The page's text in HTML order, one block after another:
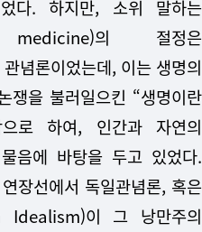
다. 하지만, 소위 말하는
medicine)의 절정은
념론이었는데, 이는 생명의
을 불러일으킨 “생명이란
로 하여, 인간과 자연의
음에 바탕을 두고 있었다.
장선에서 독일관념론, 혹은
Idealism)이 그 낭만주의